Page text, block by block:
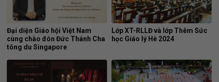
Đại diện Giáo hội Việt Nam
cùng chào đón Đức Thánh Cha
tông du Singapore
Lớp XT-RLLĐ và lớp Thêm Sức
học Giáo lý Hè 2024